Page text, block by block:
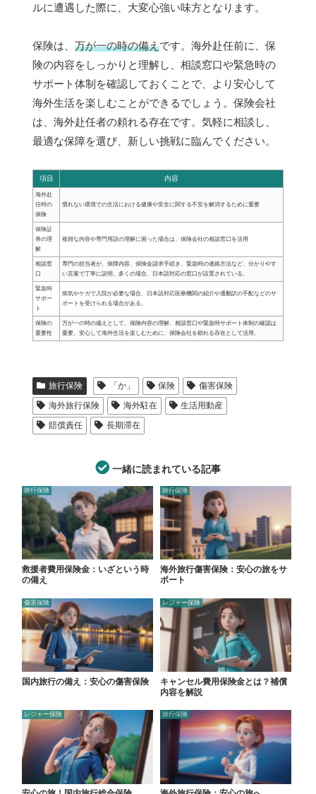
ルに遭遇した際に、大変心強い味方となります。
保険は、 万が一の時の備えです。海外赴任前に、保
険の内容をしっかりと理解し、相談窓口や緊急時の
サポート体制を確認しておくことで、より安心して
海外生活を楽しむことができるでしょう。保険会社
は、海外赴任者の頼れる存在です。気軽に相談し、
最適な保障を選び、新しい挑戦に臨んでください。
項目 内容
海外赴
任時の
保険
慣れない環境での生活における健康や安全に関する不安を解消するために重要
保険証
券の理
解
複雑な内容や専門用語の理解に困った場合は、保険会社の相談窓口を活用
相談窓
口
専門の担当者が、保障内容、保険金請求手続き、緊急時の連絡方法など、分かりやす
い言葉で丁寧に説明。多くの場合、日本語対応の窓口が設置されている。
緊急時
サポー
ト
病気やケガで入院が必要な場合、日本語対応医療機関の紹介や通翻訳の手配などのサ
ポートを受けられる場合がある。
保険の
重要性
万が一の時の備えとして、保険内容の理解、相談窓口や緊急時サポート体制の確認は
重要。安心して海外生活を楽しむために、保険会社を頼れる存在として活用。
旅行保険 「か」 保険
傷害保険
海外旅行保険
海外駐在
生活用動産
賠償責任
長期滞在
一緒に読まれている記事
旅行保険
救援者費用保険金：いざという時
の備え
旅行保険
海外旅行傷害保険：安心の旅をサ
ポート
傷害保険
国内旅行の備え：安心の傷害保険
レジャー保険
キャンセル費用保険金とは？補償
内容を解説
レジャー保険 旅行保険